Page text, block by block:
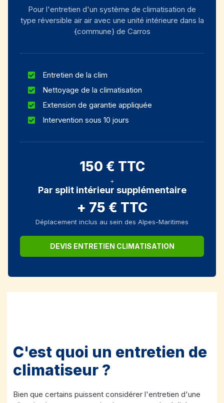
Pour l'entretien d'un système de climatisation de
type réversible air air avec une unité intérieure dans la
{commune} de Carros
Entretien de la clim
Nettoyage de la climatisation
Extension de garantie appliquée
Intervention sous 10 jours
150 € TTC
+
Par split intérieur supplémentaire
+ 75 € TTC
Déplacement inclus au sein des Alpes-Maritimes
DEVIS ENTRETIEN CLIMATISATION
C'est quoi un entretien de
climatiseur ?
Bien que certains puissent considérer l'entretien d'une